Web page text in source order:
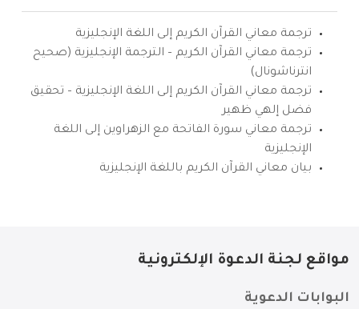
ترجمة معاني القرآن الكريم إلى اللغة الإنجليزية
ترجمة معاني القرآن الكريم – الترجمة الإنجليزية (صحيح
انترناشونال)
ترجمة معاني القرآن الكريم إلى اللغة الإنجليزية – تحقيق
فضل إلهي ظهير
ترجمة معاني سورة الفاتحة مع الزهراوين إلى اللغة
الإنجليزية
بيان معاني القرآن الكريم باللغة الإنجليزية
مواقع لجنة الدعوة الإلكترونية
البوابات الدعوية